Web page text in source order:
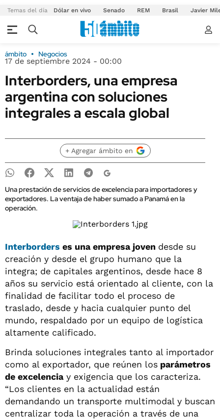
Temas del día Dólar en vivo Senado REM Brasil Javier
ámbito Negocios
17 de septiembre 2024 - 00:00
Interborders, una empresa
argentina con soluciones
integrales a escala global
+ Agregar ámbito en
Una prestación de servicios de excelencia para importadores y
exportadores. La ventaja de haber sumado a Panamá en la
operación.
Interborders es una empresa joven desde su
creación y desde el grupo humano que la
integra; de capitales argentinos, desde hace 8
años su servicio está orientado al cliente, con la
finalidad de facilitar todo el proceso de
traslado, desde y hacia cualquier punto del
mundo, respaldado por un equipo de logística
altamente calificado.
Brinda soluciones integrales tanto al importador
como al exportador, que reúnen los parámetros
de excelenciay exigencia que los caracteriza.
“Los clientes en la actualidad están
demandando un transporte multimodal y buscan
centralizar toda la operación a través de una